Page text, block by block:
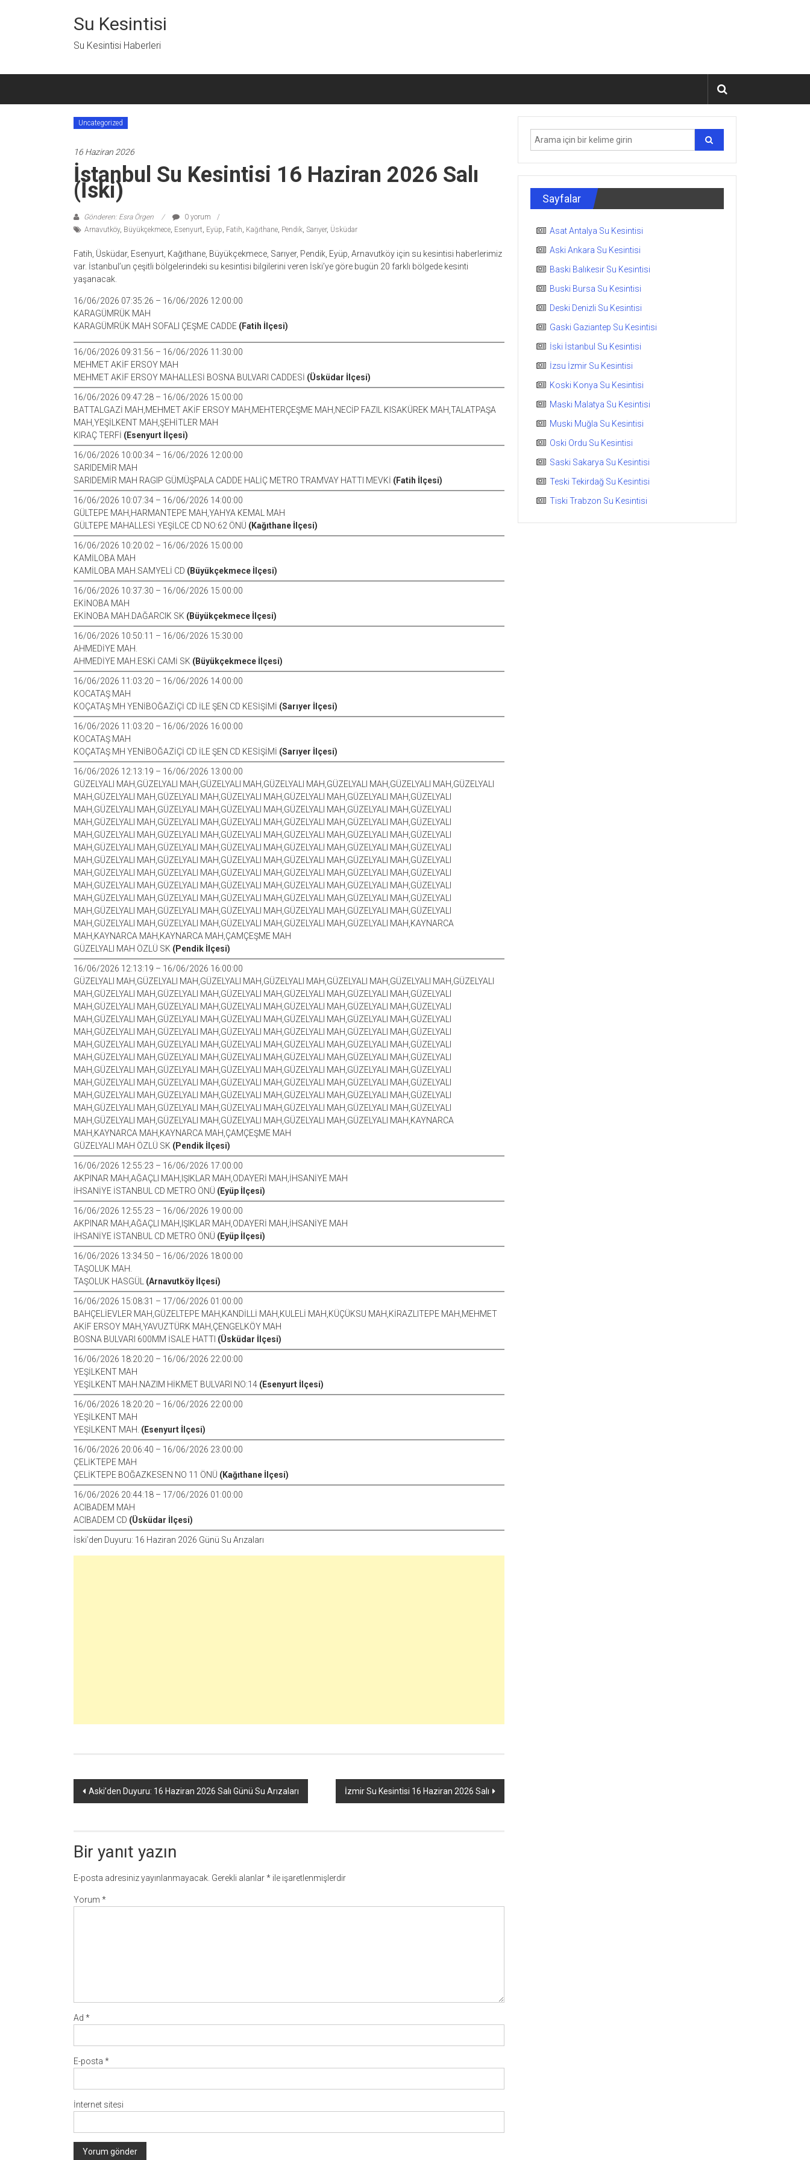
Su Kesintisi
Su Kesintisi Haberleri
Uncategorized
16 Haziran 2026
İstanbul Su Kesintisi 16 Haziran 2026 Salı
(İski)
Gönderen: Esra Örgen
0 yorum
Arnavutköy, Büyükçekmece, Esenyurt, Eyüp, Fatih, Kağıthane, Pendik, Sarıyer, Üsküdar
Fatih, Üsküdar, Esenyurt, Kağıthane, Büyükçekmece, Sarıyer, Pendik, Eyüp, Arnavutköy için su kesintisi haberlerimiz
var. İstanbul’un çeşitli bölgelerindeki su kesintisi bilgilerini veren İski’ye göre bugün 20 farklı bölgede kesinti
yaşanacak.
16/06/2026 07:35:26 – 16/06/2026 12:00:00
KARAGÜMRÜK MAH
KARAGÜMRÜK MAH SOFALI ÇEŞME CADDE (Fatih İlçesi)
16/06/2026 09:31:56 – 16/06/2026 11:30:00
MEHMET AKİF ERSOY MAH
MEHMET AKİF ERSOY MAHALLESİ BOSNA BULVARI CADDESİ (Üsküdar İlçesi)
16/06/2026 09:47:28 – 16/06/2026 15:00:00
BATTALGAZİ MAH,MEHMET AKİF ERSOY MAH,MEHTERÇEŞME MAH,NECİP FAZIL KISAKÜREK MAH,TALATPAŞA
MAH,YEŞİLKENT MAH,ŞEHİTLER MAH
KIRAÇ TERFİ (Esenyurt İlçesi)
16/06/2026 10:00:34 – 16/06/2026 12:00:00
SARIDEMİR MAH
SARIDEMİR MAH RAGIP GÜMÜŞPALA CADDE HALİÇ METRO TRAMVAY HATTI MEVKİ (Fatih İlçesi)
16/06/2026 10:07:34 – 16/06/2026 14:00:00
GÜLTEPE MAH,HARMANTEPE MAH,YAHYA KEMAL MAH
GÜLTEPE MAHALLESİ YEŞİLCE CD NO:62 ÖNÜ (Kağıthane İlçesi)
16/06/2026 10:20:02 – 16/06/2026 15:00:00
KAMİLOBA MAH
KAMİLOBA MAH.SAMYELİ CD (Büyükçekmece İlçesi)
16/06/2026 10:37:30 – 16/06/2026 15:00:00
EKİNOBA MAH
EKİNOBA MAH.DAĞARCIK SK (Büyükçekmece İlçesi)
16/06/2026 10:50:11 – 16/06/2026 15:30:00
AHMEDİYE MAH.
AHMEDİYE MAH.ESKİ CAMİ SK (Büyükçekmece İlçesi)
16/06/2026 11:03:20 – 16/06/2026 14:00:00
KOCATAŞ MAH
KOÇATAŞ MH YENİBOĞAZİÇİ CD İLE ŞEN CD KESİŞİMİ (Sarıyer İlçesi)
16/06/2026 11:03:20 – 16/06/2026 16:00:00
KOCATAŞ MAH
KOÇATAŞ MH YENİBOĞAZİÇİ CD İLE ŞEN CD KESİŞİMİ (Sarıyer İlçesi)
16/06/2026 12:13:19 – 16/06/2026 13:00:00
GÜZELYALI MAH,GÜZELYALI MAH,GÜZELYALI MAH,GÜZELYALI MAH,GÜZELYALI MAH,GÜZELYALI MAH,GÜZELYALI
MAH,GÜZELYALI MAH,GÜZELYALI MAH,GÜZELYALI MAH,GÜZELYALI MAH,GÜZELYALI MAH,GÜZELYALI
MAH,GÜZELYALI MAH,GÜZELYALI MAH,GÜZELYALI MAH,GÜZELYALI MAH,GÜZELYALI MAH,GÜZELYALI
MAH,GÜZELYALI MAH,GÜZELYALI MAH,GÜZELYALI MAH,GÜZELYALI MAH,GÜZELYALI MAH,GÜZELYALI
MAH,GÜZELYALI MAH,GÜZELYALI MAH,GÜZELYALI MAH,GÜZELYALI MAH,GÜZELYALI MAH,GÜZELYALI
MAH,GÜZELYALI MAH,GÜZELYALI MAH,GÜZELYALI MAH,GÜZELYALI MAH,GÜZELYALI MAH,GÜZELYALI
MAH,GÜZELYALI MAH,GÜZELYALI MAH,GÜZELYALI MAH,GÜZELYALI MAH,GÜZELYALI MAH,GÜZELYALI
MAH,GÜZELYALI MAH,GÜZELYALI MAH,GÜZELYALI MAH,GÜZELYALI MAH,GÜZELYALI MAH,GÜZELYALI
MAH,GÜZELYALI MAH,GÜZELYALI MAH,GÜZELYALI MAH,GÜZELYALI MAH,GÜZELYALI MAH,GÜZELYALI
MAH,GÜZELYALI MAH,GÜZELYALI MAH,GÜZELYALI MAH,GÜZELYALI MAH,GÜZELYALI MAH,GÜZELYALI
MAH,GÜZELYALI MAH,GÜZELYALI MAH,GÜZELYALI MAH,GÜZELYALI MAH,GÜZELYALI MAH,GÜZELYALI
MAH,GÜZELYALI MAH,GÜZELYALI MAH,GÜZELYALI MAH,GÜZELYALI MAH,GÜZELYALI MAH,KAYNARCA
MAH,KAYNARCA MAH,KAYNARCA MAH,ÇAMÇEŞME MAH
GÜZELYALI MAH ÖZLÜ SK (Pendik İlçesi)
16/06/2026 12:13:19 – 16/06/2026 16:00:00
GÜZELYALI MAH,GÜZELYALI MAH,GÜZELYALI MAH,GÜZELYALI MAH,GÜZELYALI MAH,GÜZELYALI MAH,GÜZELYALI
MAH,GÜZELYALI MAH,GÜZELYALI MAH,GÜZELYALI MAH,GÜZELYALI MAH,GÜZELYALI MAH,GÜZELYALI
MAH,GÜZELYALI MAH,GÜZELYALI MAH,GÜZELYALI MAH,GÜZELYALI MAH,GÜZELYALI MAH,GÜZELYALI
MAH,GÜZELYALI MAH,GÜZELYALI MAH,GÜZELYALI MAH,GÜZELYALI MAH,GÜZELYALI MAH,GÜZELYALI
MAH,GÜZELYALI MAH,GÜZELYALI MAH,GÜZELYALI MAH,GÜZELYALI MAH,GÜZELYALI MAH,GÜZELYALI
MAH,GÜZELYALI MAH,GÜZELYALI MAH,GÜZELYALI MAH,GÜZELYALI MAH,GÜZELYALI MAH,GÜZELYALI
MAH,GÜZELYALI MAH,GÜZELYALI MAH,GÜZELYALI MAH,GÜZELYALI MAH,GÜZELYALI MAH,GÜZELYALI
MAH,GÜZELYALI MAH,GÜZELYALI MAH,GÜZELYALI MAH,GÜZELYALI MAH,GÜZELYALI MAH,GÜZELYALI
MAH,GÜZELYALI MAH,GÜZELYALI MAH,GÜZELYALI MAH,GÜZELYALI MAH,GÜZELYALI MAH,GÜZELYALI
MAH,GÜZELYALI MAH,GÜZELYALI MAH,GÜZELYALI MAH,GÜZELYALI MAH,GÜZELYALI MAH,GÜZELYALI
MAH,GÜZELYALI MAH,GÜZELYALI MAH,GÜZELYALI MAH,GÜZELYALI MAH,GÜZELYALI MAH,GÜZELYALI
MAH,GÜZELYALI MAH,GÜZELYALI MAH,GÜZELYALI MAH,GÜZELYALI MAH,GÜZELYALI MAH,KAYNARCA
MAH,KAYNARCA MAH,KAYNARCA MAH,ÇAMÇEŞME MAH
GÜZELYALI MAH ÖZLÜ SK (Pendik İlçesi)
16/06/2026 12:55:23 – 16/06/2026 17:00:00
AKPINAR MAH,AĞAÇLI MAH,IŞIKLAR MAH,ODAYERİ MAH,İHSANİYE MAH
İHSANİYE İSTANBUL CD METRO ÖNÜ (Eyüp İlçesi)
16/06/2026 12:55:23 – 16/06/2026 19:00:00
AKPINAR MAH,AĞAÇLI MAH,IŞIKLAR MAH,ODAYERİ MAH,İHSANİYE MAH
İHSANİYE İSTANBUL CD METRO ÖNÜ (Eyüp İlçesi)
16/06/2026 13:34:50 – 16/06/2026 18:00:00
TAŞOLUK MAH.
TAŞOLUK HASGÜL (Arnavutköy İlçesi)
16/06/2026 15:08:31 – 17/06/2026 01:00:00
BAHÇELİEVLER MAH,GÜZELTEPE MAH,KANDİLLİ MAH,KULELİ MAH,KÜÇÜKSU MAH,KİRAZLITEPE MAH,MEHMET
AKİF ERSOY MAH,YAVUZTÜRK MAH,ÇENGELKÖY MAH
BOSNA BULVARI 600MM İSALE HATTI (Üsküdar İlçesi)
16/06/2026 18:20:20 – 16/06/2026 22:00:00
YEŞİLKENT MAH
YEŞİLKENT MAH.NAZIM HİKMET BULVARI NO:14 (Esenyurt İlçesi)
16/06/2026 18:20:20 – 16/06/2026 22:00:00
YEŞİLKENT MAH
YEŞİLKENT MAH. (Esenyurt İlçesi)
16/06/2026 20:06:40 – 16/06/2026 23:00:00
ÇELİKTEPE MAH
ÇELİKTEPE BOĞAZKESEN NO 11 ÖNÜ (Kağıthane İlçesi)
16/06/2026 20:44:18 – 17/06/2026 01:00:00
ACIBADEM MAH
ACIBADEM CD (Üsküdar İlçesi)
İski’den Duyuru: 16 Haziran 2026 Günü Su Arızaları
Yazı
Aski’den Duyuru: 16 Haziran 2026 Salı Günü Su Arızaları İzmir Su Kesintisi 16 Haziran 2026 Salı
Bir yanıt yazın
E-posta adresiniz yayınlanmayacak. Gerekli alanlar* ile işaretlenmişlerdir
Yorum *
Ad *
E-posta *
İnternet sitesi
Sayfalar
Asat Antalya Su Kesintisi
Aski Ankara Su Kesintisi
Baski Balıkesir Su Kesintisi
Buski Bursa Su Kesintisi
Deski Denizli Su Kesintisi
Gaski Gaziantep Su Kesintisi
İski İstanbul Su Kesintisi
İzsu İzmir Su Kesintisi
Koski Konya Su Kesintisi
Maski Malatya Su Kesintisi
Muski Muğla Su Kesintisi
Oski Ordu Su Kesintisi
Saski Sakarya Su Kesintisi
Teski Tekirdağ Su Kesintisi
Tiski Trabzon Su Kesintisi